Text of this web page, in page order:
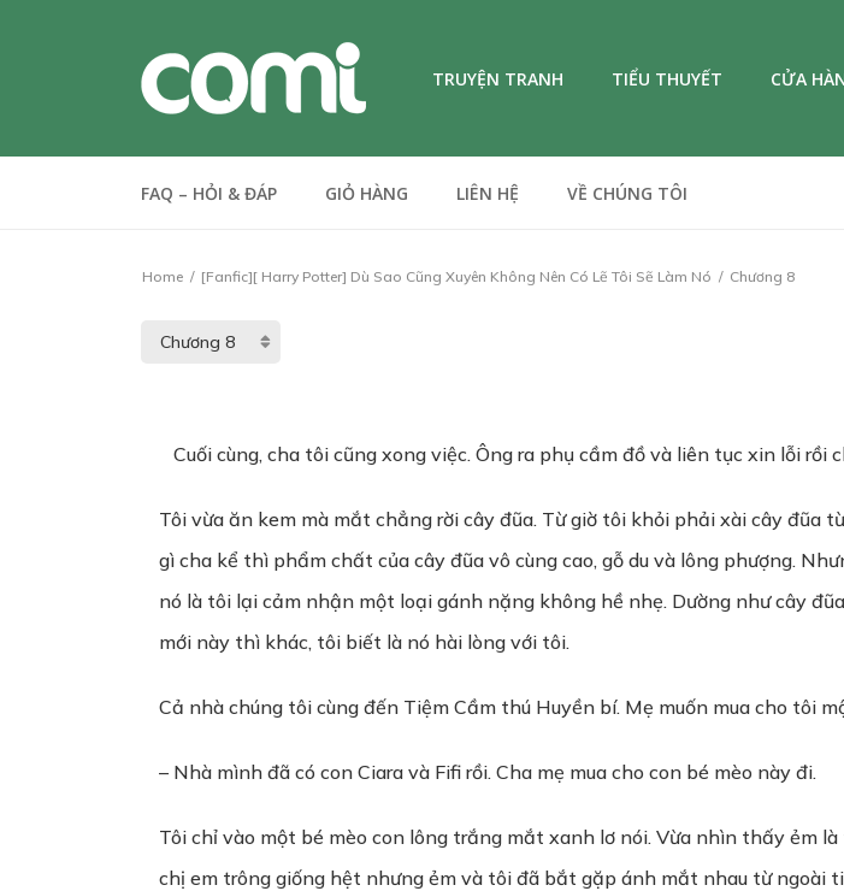
TRUYỆN TRANH TIỂU THUYẾT CỬA
FAQ – HỎI & ĐÁP GIỎ HÀNG LIÊN HỆ VỀ CHÚNG TÔI
Home [Fanfic][ Harry Potter] Dù Sao Cũng Xuyên Không Nên Có Lẽ Tôi Sẽ Làm Nó Chương 8
Cuối cùng, cha tôi cũng xong việc. Ông ra phụ cầm đồ và liên tục xin lỗi rồi
Tôi vừa ăn kem mà mắt chẳng rời cây đũa. Từ giờ tôi khỏi phải xài cây đũa
gì cha kể thì phẩm chất của cây đũa vô cùng cao, gỗ du và lông phượng.
nó là tôi lại cảm nhận một loại gánh nặng không hề nhẹ. Dường như cây
mới này thì khác, tôi biết là nó hài lòng với tôi.
Cả nhà chúng tôi cùng đến Tiệm Cầm thú Huyền bí. Mẹ muốn mua cho tôi
– Nhà mình đã có con Ciara và Fifi rồi. Cha mẹ mua cho con bé mèo này đi.
Tôi chỉ vào một bé mèo con lông trắng mắt xanh lơ nói. Vừa nhìn thấy ẻm
chị em trông giống hệt nhưng ẻm và tôi đã bắt gặp ánh mắt nhau từ ngoài